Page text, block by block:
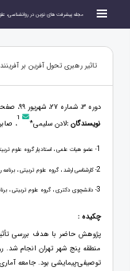
مجله پیشرفت های نوین در روانشناسی،
تاثیر رهبری تحول آفرین بر
دوره 3، شماره 27، شهریور 99، صفحات 11 - 1
نویسندگان :لادن سلیمی* 1،
1- عضو هیات علمی ، استادیار گروه علوم
2- کارشناسی ارشد ، گروه علوم تربیتی ،
3- دانشچوی دکتری ، گروه علوم تربیتی ،
چکیده :
پژوهش حاضر با هدف بررسی
منطقه پنج شهر تهران انجام